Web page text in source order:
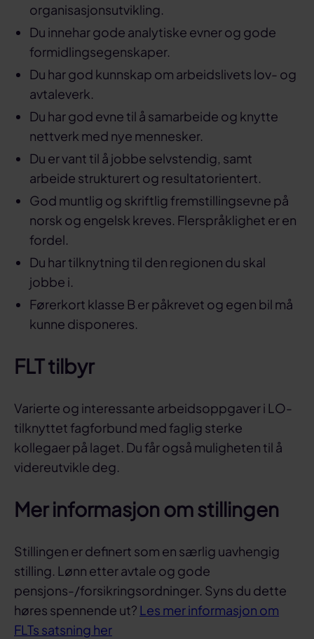
organisasjonsutvikling.
Du innehar gode analytiske evner og gode
formidlingsegenskaper.
Du har god kunnskap om arbeidslivets lov- og
avtaleverk.
Du har god evne til å samarbeide og knytte
nettverk med nye mennesker.
Du er vant til å jobbe selvstendig, samt
arbeide strukturert og resultatorientert.
God muntlig og skriftlig fremstillingsevne på
norsk og engelsk kreves. Flerspråklighet er en
fordel.
Du har tilknytning til den regionen du skal
jobbe i.
Førerkort klasse B er påkrevet og egen bil må
kunne disponeres.
FLT tilbyr
Varierte og interessante arbeidsoppgaver i LO-
tilknyttet fagforbund med faglig sterke
kollegaer på laget. Du får også muligheten til å
videreutvikle deg.
Mer informasjon om stillingen
Stillingen er definert som en særlig uavhengig
stilling. Lønn etter avtale og gode
pensjons-/forsikringsordninger. Syns du dette
høres spennende ut? Les mer informasjon om
FLTs satsning her